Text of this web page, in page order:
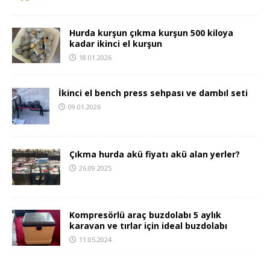
Hurda kurşun çıkma kurşun 500 kiloya
kadar ikinci el kurşun
18.01.2026
İkinci el bench press sehpası ve dambıl seti
09.01.2026
Çıkma hurda akü fiyatı akü alan yerler?
26.09.2025
Kompresörlü araç buzdolabı 5 aylık
karavan ve tırlar için ideal buzdolabı
11.05.2024